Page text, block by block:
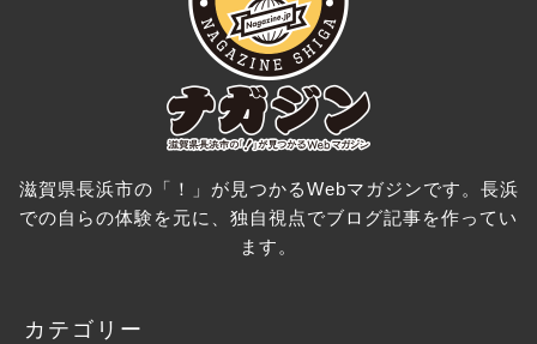
滋賀県長浜市の「！」が見つかるWebマガジンです。長浜
での自らの体験を元に、独自視点でブログ記事を作ってい
ます。
カテゴリー